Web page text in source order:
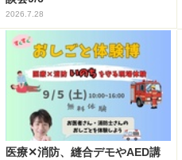
2026.7.28
医療✕消防、縫合デモやAED講